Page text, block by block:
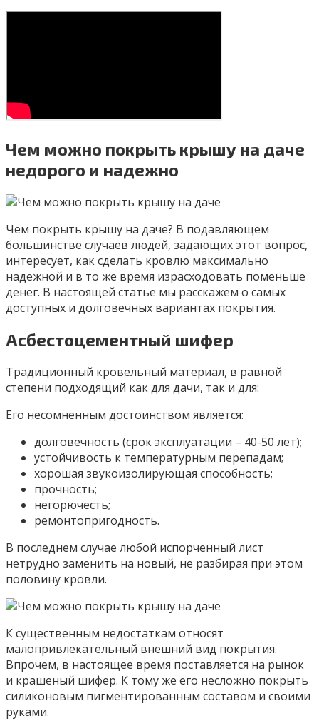
Чем можно покрыть крышу на даче
недорого и надежно
Чем покрыть крышу на даче? В подавляющем
большинстве случаев людей, задающих этот вопрос,
интересует, как сделать кровлю максимально
надежной и в то же время израсходовать поменьше
денег. В настоящей статье мы расскажем о самых
доступных и долговечных вариантах покрытия.
Асбестоцементный шифер
Традиционный кровельный материал, в равной
степени подходящий как для дачи, так и для:
Его несомненным достоинством является:
долговечность (срок эксплуатации – 40-50 лет);
устойчивость к температурным перепадам;
хорошая звукоизолирующая способность;
прочность;
негорючесть;
ремонтопригодность.
В последнем случае любой испорченный лист
нетрудно заменить на новый, не разбирая при этом
половину кровли.
К существенным недостаткам относят
малопривлекательный внешний вид покрытия.
Впрочем, в настоящее время поставляется на рынок
и крашеный шифер. К тому же его несложно покрыть
силиконовым пигментированным составом и своими
руками.